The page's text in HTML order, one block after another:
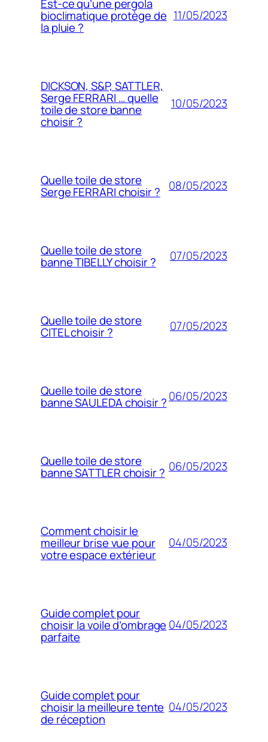
Est-ce qu’une pergola
bioclimatique protège de
la pluie ?
11/05/2023
DICKSON, S&P, SATTLER,
Serge FERRARI … quelle
toile de store banne
choisir ?
10/05/2023
Quelle toile de store
Serge FERRARI choisir ? 08/05/2023
Quelle toile de store
banne TIBELLY choisir ? 07/05/2023
Quelle toile de store
CITEL choisir ? 07/05/2023
Quelle toile de store
banne SAULEDA choisir ?06/05/2023
Quelle toile de store
banne SATTLER choisir ? 06/05/2023
Comment choisir le
meilleur brise vue pour
votre espace extérieur
04/05/2023
Guide complet pour
choisir la voile d’ombrage
parfaite
04/05/2023
Guide complet pour
choisir la meilleure tente
de réception
04/05/2023